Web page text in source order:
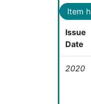
Item
Issue
Date
2020